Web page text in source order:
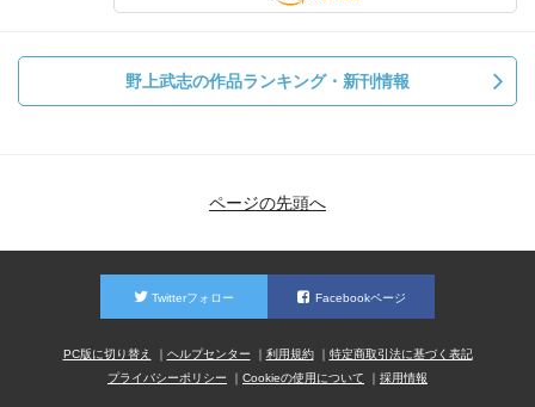
野上武志の作品ランキング・新刊情報
ページの先頭へ
Twitterフォロー Facebookページ
PC版に切り替え ヘルプセンター 利用規約
特定商取引法に基づく表記
プライバシーポリシー
Cookieの使用について 採用情報